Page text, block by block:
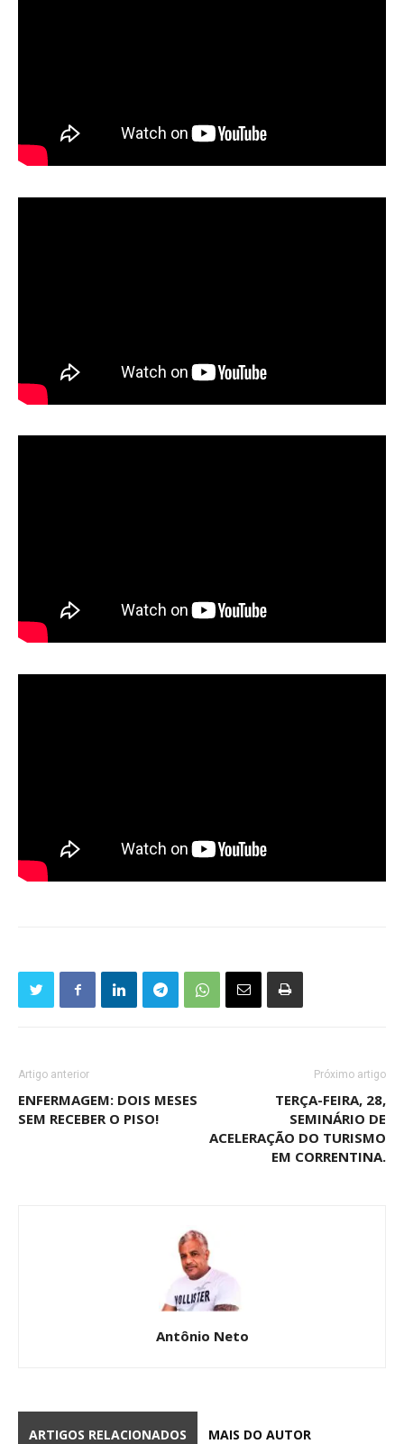
Artigo anterior
ENFERMAGEM: DOIS MESES
SEM RECEBER O PISO!
Próximo artigo
TERÇA-FEIRA, 28,
SEMINÁRIO DE
ACELERAÇÃO DO TURISMO
EM CORRENTINA.
Antônio Neto
ARTIGOS RELACIONADOS MAIS DO AUTOR